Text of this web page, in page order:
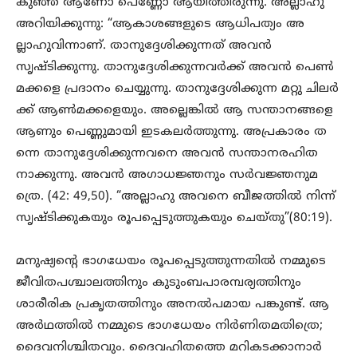
അറിയിക്കുന്നു: “ആകാശങ്ങളുടെ ആധിപത്യം അ
ല്ലാഹുവിന്നാണ്. താനുദ്ദേശിക്കുന്നത് അവൻ
സൃഷ്ടിക്കുന്നു. താനുദ്ദേശിക്കുന്നവർക്ക് അവൻ പെൺ
മക്കളെ പ്രദാനം ചെയ്യുന്നു. താനുദ്ദേശിക്കുന്ന മറ്റു ചിലർ
ക്ക് ആൺമക്കളെയും. അല്ലെങ്കിൽ ആ സന്താനങ്ങളെ
ആണും പെണ്ണുമായി ഇടകലർത്തുന്നു. അപ്രകാരം ത
ന്നെ താനുദ്ദേശിക്കുന്നവനെ അവൻ സന്താനരഹിത
നാക്കുന്നു. അവൻ അഗാധജ്ഞനും സർവജ്ഞനുമ
ത്രെ. (42: 49,50). “അല്ലാഹു അവനെ ബീജത്തിൽ നിന്ന്
സൃഷ്ടിക്കുകയും രൂപപ്പെടുത്തുകയും ചെയ്തു”(80:19).
മനുഷ്യന്റെ ഭാഗധേയം രൂപപ്പെടുത്തുന്നതിൽ നമ്മുടെ
ജീവിതപശ്ചാലത്തിനും കുടുംബപാരമ്പര്യത്തിനും
ശാരീരിക പ്രകൃതത്തിനും അനൽപമായ പങ്കുണ്ട്. ആ
അർഥത്തിൽ നമ്മുടെ ഭാഗധേയം നിർണിതമതിത്രെ;
ദൈവനിശ്ചിതവും. ദൈവഹിതത്തെ മറികടക്കാനാർ